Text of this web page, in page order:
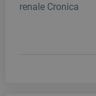
renale Cronica